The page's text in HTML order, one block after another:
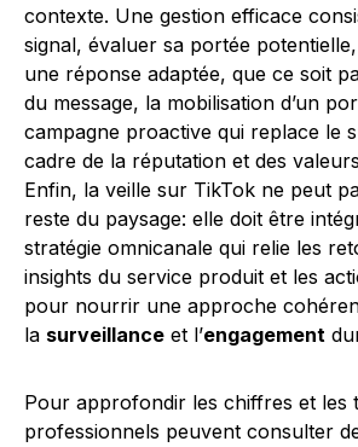
contexte. Une gestion efficace
signal, évaluer sa portée
une réponse adaptée, que ce soit
du message, la mobilisation d’un
campagne proactive qui replace le
cadre de la réputation et des
Enfin, la veille sur TikTok ne peut
reste du paysage: elle doit être
stratégie omnicanale qui relie les
insights du service produit et les
pour nourrir une approche
la surveillance et l’engagement
Pour approfondir les chiffres et les
professionnels peuvent consulter